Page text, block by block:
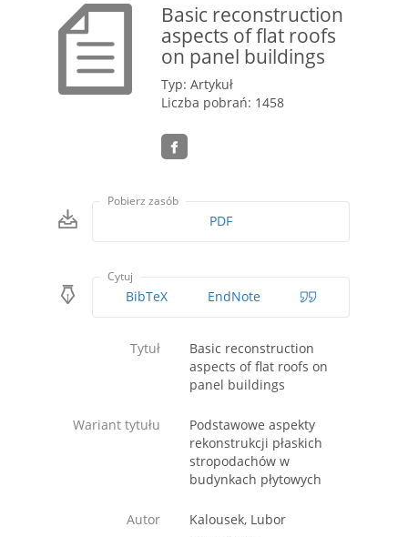
Basic reconstruction
aspects of flat roofs
on panel buildings
Typ: Artykuł
Liczba pobrań: 1458
Pobierz zasób
PDF
Cytuj
BibTeX EndNote
Tytuł
Basic reconstruction
aspects of flat roofs on
panel buildings
Wariant tytułu
Podstawowe aspekty
rekonstrukcji płaskich
stropodachów w
budynkach płytowych
Autor
Kalousek, Lubor